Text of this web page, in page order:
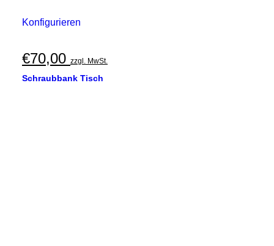
Konfigurieren
€70,00 zzgl. MwSt.
Schraubbank Tisch